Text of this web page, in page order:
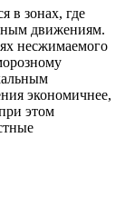
в зонах, где
движениям.
несжимаемого
экономичнее,
этом